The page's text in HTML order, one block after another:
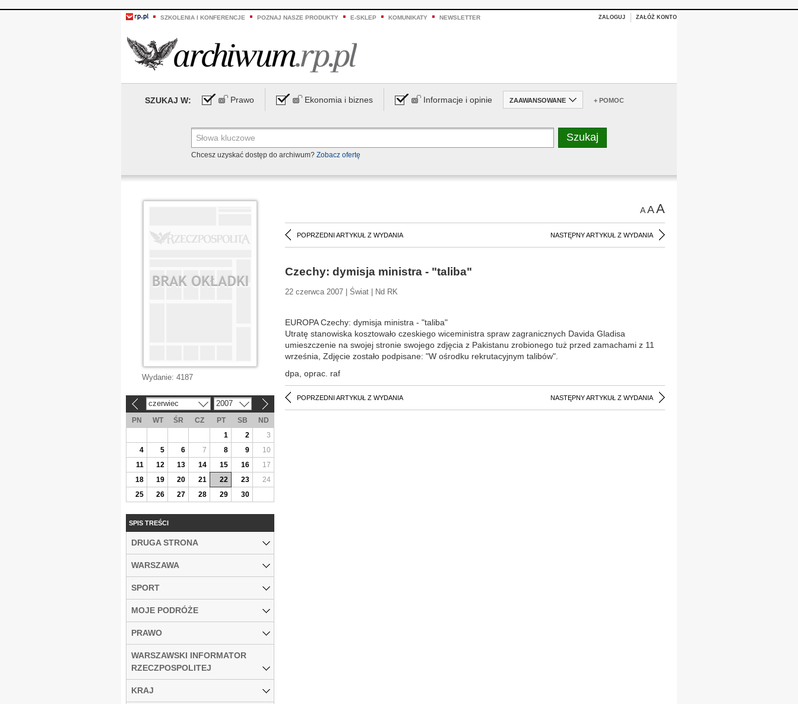
SZKOLENIA I KONFERENCJE POZNAJ NASZE PRODUKTY E-SKLEP KOMUNIKATY NEWSLETTER ZALOGUJ ZAŁÓŻ KONTO
SZUKAJ W: Prawo Ekonomia i biznes Informacje i opinie ZAAWANSOWANE + POMOC
Chcesz uzyskać dostęp do archiwum? Zobacz ofertę
AAA
POPRZEDNI ARTYKUŁ Z WYDANIA NASTĘPNY ARTYKUŁ Z WYDANIA
Czechy: dymisja ministra - "taliba"
22 czerwca 2007 | Świat | Nd RK
EUROPA Czechy: dymisja ministra - "taliba"
Utratę stanowiska kosztowało czeskiego wiceministra spraw zagranicznych Davida Gladisa
umieszczenie na swojej stronie swojego zdjęcia z Pakistanu zrobionego tuż przed zamachami z 11
września, Zdjęcie zostało podpisane: "W ośrodku rekrutacyjnym talibów".
dpa, oprac. raf
POPRZEDNI ARTYKUŁ Z WYDANIA NASTĘPNY ARTYKUŁ Z WYDANIA
Wydanie: 4187
czerwiec 2007
PN WT ŚR CZ PT SB
ND
1
2
3
4
5 6 7 8 9
10
11
12 13 14 15 16
17
18
19 20 21 22 23
24
25
26 27 28 29 30
SPIS TREŚCI
DRUGA STRONA
WARSZAWA
SPORT
MOJE PODRÓŻE
PRAWO
WARSZAWSKI INFORMATOR
RZECZPOSPOLITEJ
KRAJ